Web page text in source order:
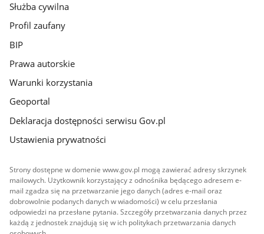
Służba cywilna
Profil zaufany
BIP
Prawa autorskie
Warunki korzystania
Geoportal
Deklaracja dostępności serwisu Gov.pl
Ustawienia prywatności
Strony dostępne w domenie www.gov.pl mogą zawierać adresy skrzynek
mailowych. Użytkownik korzystający z odnośnika będącego adresem e-
mail zgadza się na przetwarzanie jego danych (adres e-mail oraz
dobrowolnie podanych danych w wiadomości) w celu przesłania
odpowiedzi na przesłane pytania. Szczegóły przetwarzania danych przez
każdą z jednostek znajdują się w ich politykach przetwarzania danych